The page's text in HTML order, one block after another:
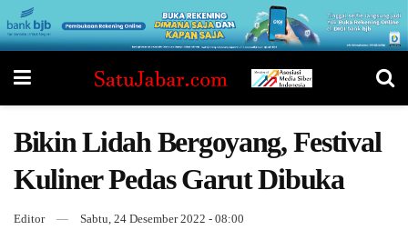
Bikin Lidah Bergoyang, Festival
Kuliner Pedas Garut Dibuka
Editor Sabtu, 24 Desember 2022 - 08:00